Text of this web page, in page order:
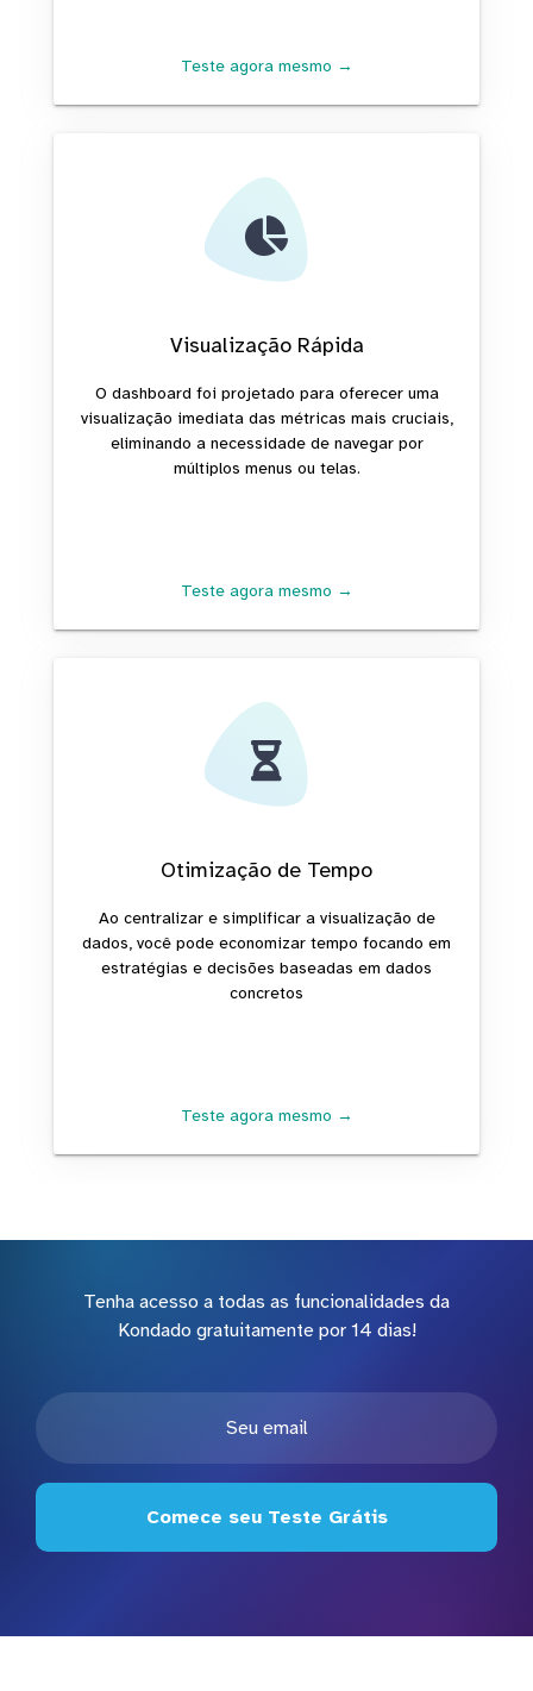
Teste agora mesmo →
Visualização Rápida
O dashboard foi projetado para oferecer uma
visualização imediata das métricas mais cruciais,
eliminando a necessidade de navegar por
múltiplos menus ou telas.
Teste agora mesmo →
Otimização de Tempo
Ao centralizar e simplificar a visualização de
dados, você pode economizar tempo focando em
estratégias e decisões baseadas em dados
concretos
Teste agora mesmo →
Tenha acesso a todas as funcionalidades da
Kondado gratuitamente por 14 dias!
Comece seu Teste Grátis